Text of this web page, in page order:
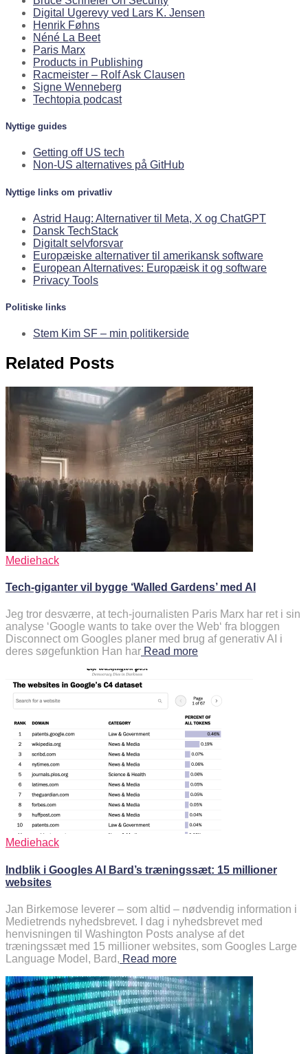
Digital Ugerevy ved Lars K. Jensen
Henrik Føhns
Néné La Beet
Paris Marx
Products in Publishing
Racmeister – Rolf Ask Clausen
Signe Wenneberg
Techtopia podcast
Nyttige guides
Getting off US tech
Non-US alternatives på GitHub
Nyttige links om privatliv
Astrid Haug: Alternativer til Meta, X og ChatGPT
Dansk TechStack
Digitalt selvforsvar
Europæiske alternativer til amerikansk software
European Alternatives: Europæisk it og software
Privacy Tools
Politiske links
Stem Kim SF – min politikerside
Related Posts
Mediehack
Tech-giganter vil bygge ‘Walled Gardens’ med AI
Jeg tror desværre, at tech-journalisten Paris Marx har ret i sin
analyse ‘Google wants to take over the Web‘ fra bloggen
Disconnect om Googles planer med brug af generativ AI i
deres søgefunktion Han har Read more
Mediehack
Indblik i Googles AI Bard’s træningssæt: 15 millioner
websites
Jan Birkemose leverer – som altid – nødvendig information i
Medietrends nyhedsbrevet. I dag i nyhedsbrevet med
henvisningen til Washington Posts analyse af det
træningssæt med 15 millioner websites, som Googles Large
Language Model, Bard, Read more